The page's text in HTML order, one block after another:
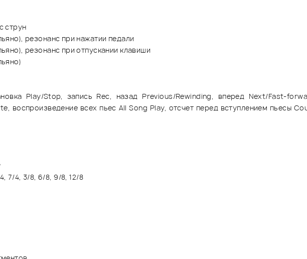
струн
резонанс при нажатии педали
резонанс при отпускании клавиши
Play/Stop, запись Rec, назад Previous/Rewinding, вперед Next/Fast-
воспроизведение всех пьес All Song Play, отсчет перед вступлением пьесы
7/4, 3/8, 6/8, 9/8, 12/8